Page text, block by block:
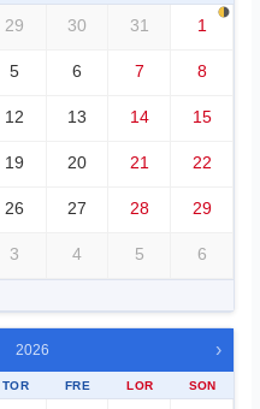
29 30 31 1
5 6 7 8
12 13 14 15
19 20 21 22
26 27 28 29
3 4 5 6
2026 ›
TOR FRE LOR SON